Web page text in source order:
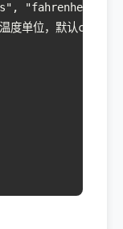
"fahrenheit"],
度单位，默认